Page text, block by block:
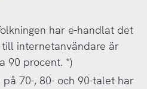
har e-handlat det
till internetanvändare är
90 procent. *)
70-, 80- och 90-talet har